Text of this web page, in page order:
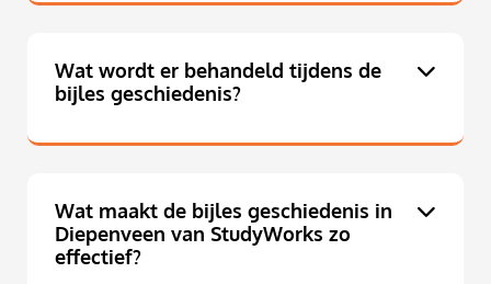
Wat wordt er behandeld tijdens de
bijles geschiedenis?
Wat maakt de bijles geschiedenis in
Diepenveen van StudyWorks zo
effectief?